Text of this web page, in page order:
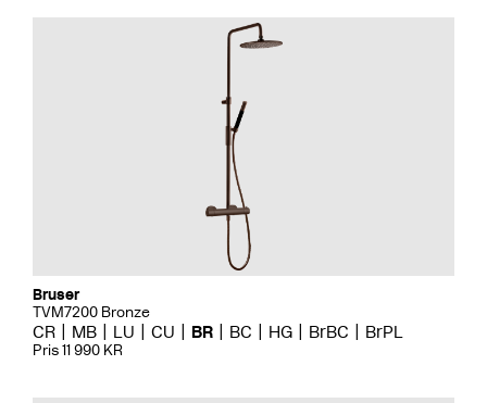
Bruser
TVM7200 Bronze
CR MB LU CU BR BC HG BrBC BrPL
Pris 11 990 KR